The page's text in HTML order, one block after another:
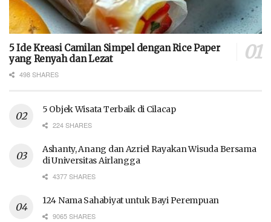
5 Ide Kreasi Camilan Simpel dengan Rice Paper
yang Renyah dan Lezat
498 SHARES
5 Objek Wisata Terbaik di Cilacap
224 SHARES
Ashanty, Anang dan Azriel Rayakan Wisuda Bersama
di Universitas Airlangga
4377 SHARES
124 Nama Sahabiyat untuk Bayi Perempuan
9065 SHARES